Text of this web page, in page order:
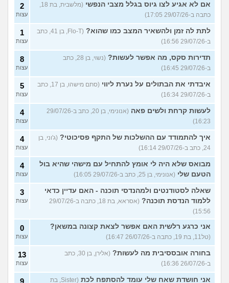
אם לא אגיע לצו גיוס בגלל מצבי הנפשי
(מלשבית, בת 18,
כתבה ב-29/07/26 17:05)
2
עצות
לתת לה זמן ולהשאיר המצב כמו שהוא?
(Flo-T, בן 41, כתב
ב-29/07/26 16:56)
1
עצות
תדירות סקס, מה אפשר לעשות?
(נשוי, בן 28, כתב
ב-29/07/26 16:45)
8
עצות
איבדתי את הבתולים על נערת ליווי
(סתם מישהו, בן 17, כתב
ב-29/07/26 16:34)
5
עצות
לעשות קרחת ולשים פאה
(אנונימי, בן 20, כתב ב-29/07/26
16:23)
4
עצות
איך להתמודד עם ההשלכות של התקף פסיכוטי? (ג'וני, בן
24, כתב ב-29/07/26 16:14)
4
עצות
מבואס שלא היה לי אומץ להתחיל עם מישהי שהיא בול
הטעם שלי (אנונימי, בן 25, כתב ב-29/07/26 16:05)
4
עצות
שאלה לסטודנטים ולמהנדסי תוכנה - האם עדיין כדאי
ללמוד הנדסת תוכנה?
(אסראא, בת 18, כתבה ב-29/07/26
15:56)
3
עצות
אני כרגע רלשית האם אפשר לצאת קצונה במשאן?
(טל11, בת 19, כתבה ב-26/07/26 16:47)
0
עצות
בחורה אובססיבית מה לעשות?
(אלירן, בן 30, כתב
ב-26/07/26 16:36)
13
עצות
אני חושדת שאח שלי עומד להסתפח לכת (Sister, בת